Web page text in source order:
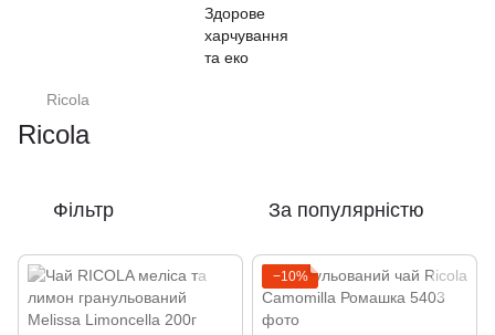
Ricola
Ricola
Фільтр За популярністю
−10%